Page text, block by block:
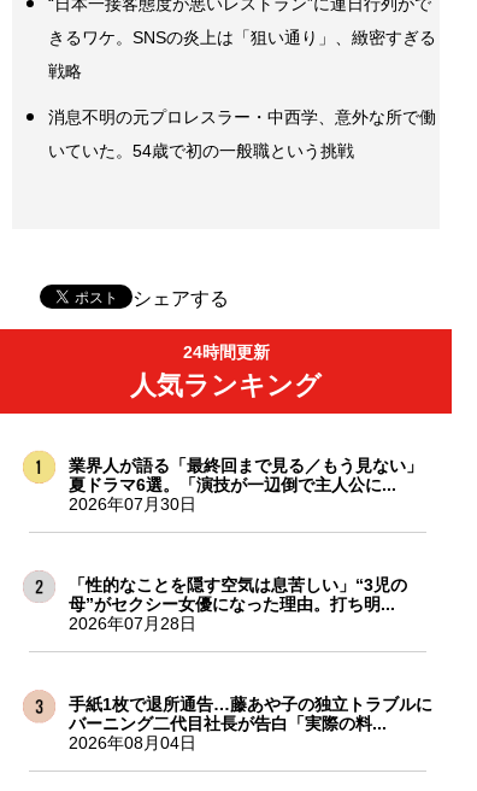
きるワケ。SNSの炎上は「狙い通り」、緻密すぎる
戦略
消息不明の元プロレスラー・中西学、意外な所で働
いていた。54歳で初の一般職という挑戦
シェアする
24時間更新
人気ランキング
業界人が語る「最終回まで見る／もう見ない」
夏ドラマ6選。「演技が一辺倒で主人公に...
2026年07月30日
「性的なことを隠す空気は息苦しい」“3児の
母”がセクシー女優になった理由。打ち明...
2026年07月28日
手紙1枚で退所通告…藤あや子の独立トラブルに
バーニング二代目社長が告白「実際の料...
2026年08月04日